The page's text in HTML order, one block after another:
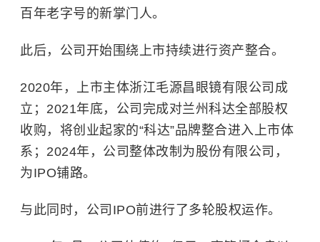
百年老字号的新掌门人。
此后，公司开始围绕上市持续进行资产整合。
2020年，上市主体浙江毛源昌眼镜有限公司成
立；2021年底，公司完成对兰州科达全部股权
收购，将创业起家的“科达”品牌整合进入上市体
系；2024年，公司整体改制为股份有限公司，
为IPO铺路。
与此同时，公司IPO前进行了多轮股权运作。